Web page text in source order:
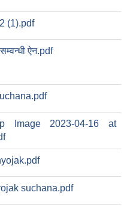
(1).pdf
ऐन.pdf
Image 2023-04-16 at
suchana.pdf